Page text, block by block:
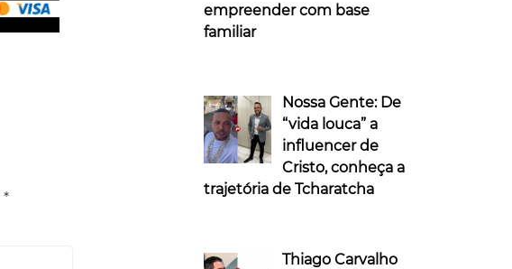
*
empreender com base
familiar
Nossa Gente: De
“vida louca” a
influencer de
Cristo, conheça a
trajetória de Tcharatcha
Thiago Carvalho